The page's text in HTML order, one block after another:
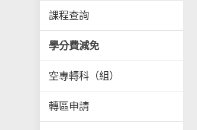
課程查詢
學分費減免
空專轉科（組）
轉區申請